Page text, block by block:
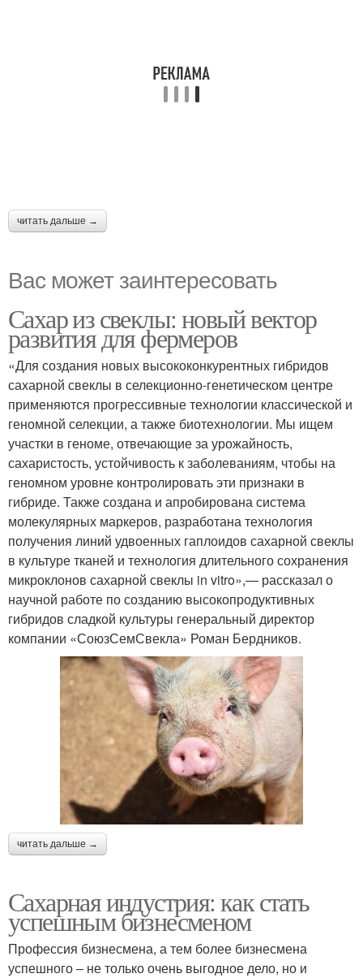
читать дальше →
Вас может заинтересовать
Сахар из свеклы: новый вектор
развития для фермеров
«Для создания новых высококонкурентных гибридов
сахарной свеклы в селекционно-генетическом центре
применяются прогрессивные технологии классической и
геномной селекции, а также биотехнологии. Мы ищем
участки в геноме, отвечающие за урожайность,
сахаристость, устойчивость к заболеваниям, чтобы на
геномном уровне контролировать эти признаки в
гибриде. Также создана и апробирована система
молекулярных маркеров, разработана технология
получения линий удвоенных гаплоидов сахарной свеклы
в культуре тканей и технология длительного сохранения
микроклонов сахарной свеклы in vitro»,— рассказал о
научной работе по созданию высокопродуктивных
гибридов сладкой культуры генеральный директор
компании «СоюзСемСвекла» Роман Бердников.
читать дальше →
Сахарная индустрия: как стать
успешным бизнесменом
Профессия бизнесмена, а тем более бизнесмена
успешного – не только очень выгодное дело, но и